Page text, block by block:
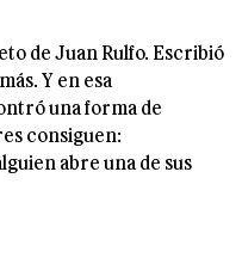
de Juan Rulfo. Escribió
Y en esa
una forma de
consiguen:
abre una de sus